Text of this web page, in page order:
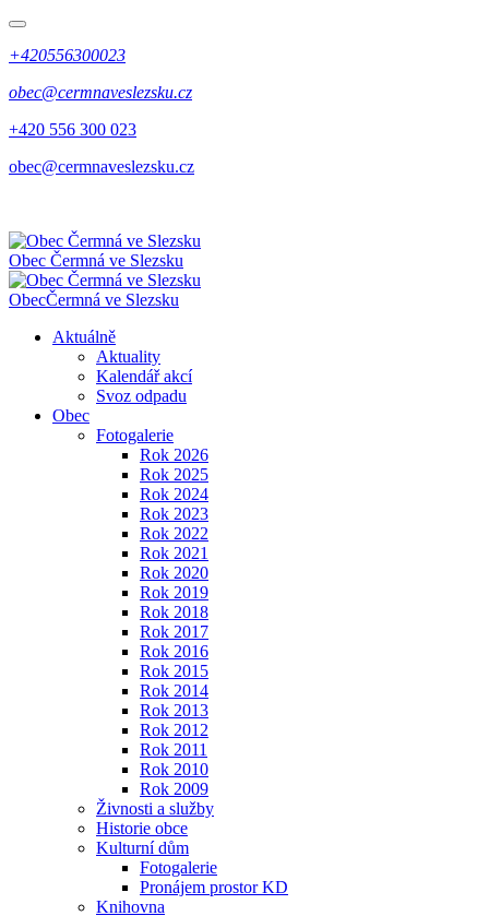
+420556300023
obec@cermnaveslezsku.cz
+420 556 300 023
obec@cermnaveslezsku.cz
Obec Čermná ve Slezsku
ObecČermná ve Slezsku
Aktuálně
Aktuality
Kalendář akcí
Svoz odpadu
Obec
Fotogalerie
Rok 2026
Rok 2025
Rok 2024
Rok 2023
Rok 2022
Rok 2021
Rok 2020
Rok 2019
Rok 2018
Rok 2017
Rok 2016
Rok 2015
Rok 2014
Rok 2013
Rok 2012
Rok 2011
Rok 2010
Rok 2009
Živnosti a služby
Historie obce
Kulturní dům
Fotogalerie
Pronájem prostor KD
Knihovna